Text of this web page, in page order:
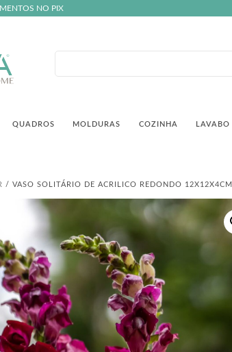
NO PIX
QUADROS MOLDURAS COZINHA LAVABO
/ VASO SOLITÁRIO DE ACRILICO REDONDO 12X12X4CM